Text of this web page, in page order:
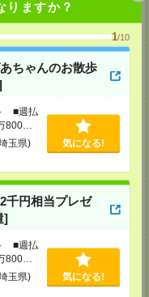
りますか？
1/10
ちゃんのお散歩
■週払
円
玉県)
気になる!
千円相当プレゼ
]
■週払
円
玉県)
気になる!
ィング5F